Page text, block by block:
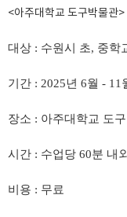
<아주대학교 도구박물관
대상 : 수원시 초, 중학
기간 : 2025년 6월 - 11
장소 : 아주대학교 도
시간 : 수업당 60분 내외
비용 : 무료